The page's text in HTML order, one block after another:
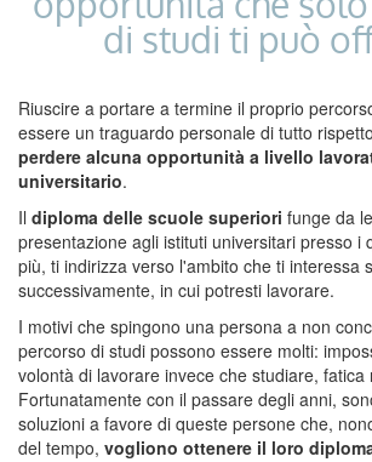
di studi ti può
Riuscire a portare a termine il proprio
essere un traguardo personale di tutto
perdere alcuna opportunità a livello
universitario.
Il diploma delle scuole superiori funge da
presentazione agli istituti universitari presso i
più, ti indirizza verso l'ambito che ti interessa
successivamente, in cui potresti lavorare.
I motivi che spingono una persona a non
percorso di studi possono essere molti:
volontà di lavorare invece che studiare, fatica
Fortunatamente con il passare degli anni,
soluzioni a favore di queste persone che,
del tempo, vogliono ottenere il loro